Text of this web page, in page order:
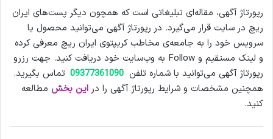
رپورتاژ آگهی، مقاله‌ای تبلیغاتی است که همچون دیگر پست‌های ایران
ریچ در سایت قرار می‌گیرد. در رپورتاژ آگهی می‌توانید محصول یا
سرویس خود را به جامعه‌ی مخاطب کریپتوی ایران ریچ معرفی کرده
و لینک مستقیم و Follow به وب‌سایت خود دریافت کنید. جهت رزرو
رپورتاژ آگهی می‌توانید با شماره‌ تلفن‌ 09377361090 تماس بگیرید.
همچنین مشخصات و شرایط رپورتاژ آگهی را در این بخش مطالعه
کنید.